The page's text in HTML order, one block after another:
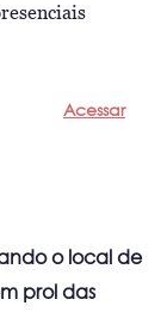
Acessar
o local de
prol das